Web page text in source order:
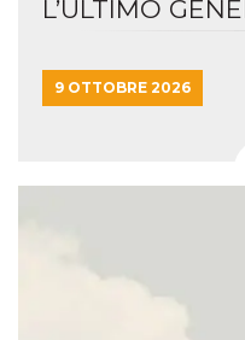
L’ULTIMO
9 OTTOBRE 2026